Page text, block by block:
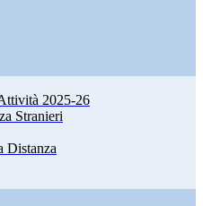
2025-26
Stranieri
Distanza